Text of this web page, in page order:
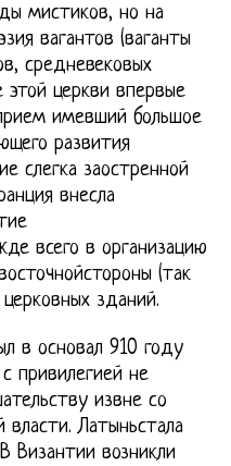
мистиков, но на
вагантов (ваганты
средневековых
этой церкви впервые
имевший большое
развития
слегка заостренной
внесла
всего в организацию
(так
зданий.
в основал 910 году
привилегией не
извне со
власти. Латыньстала
Византии возникли